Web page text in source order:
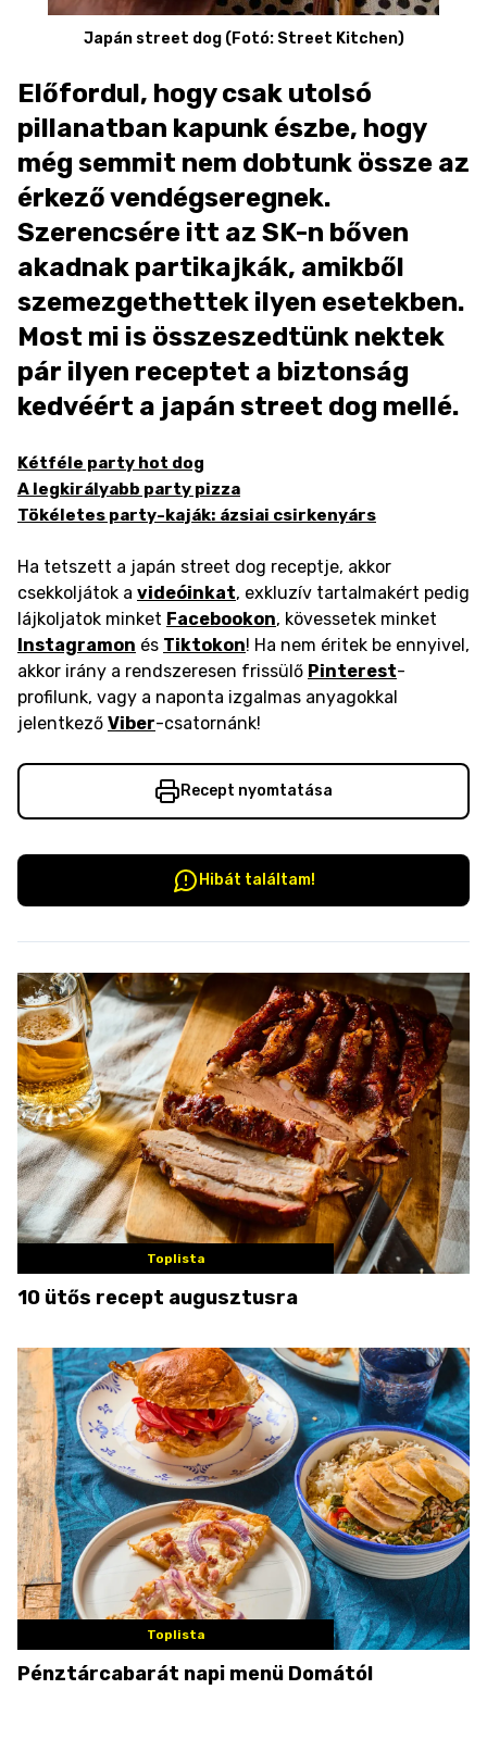
Japán street dog (Fotó: Street Kitchen)
Előfordul, hogy csak utolsó
pillanatban kapunk észbe, hogy
még semmit nem dobtunk össze az
érkező vendégseregnek.
Szerencsére itt az SK-n bőven
akadnak partikajkák, amikből
szemezgethettek ilyen esetekben.
Most mi is összeszedtünk nektek
pár ilyen receptet a biztonság
kedvéért a japán street dog mellé.
Kétféle party hot dog
A legkirályabb party pizza
Tökéletes party-kaják: ázsiai csirkenyárs
Ha tetszett a japán street dog receptje, akkor
csekkoljátok a videóinkat, exkluzív tartalmakért pedig
lájkoljatok minket Facebookon, kövessetek minket
Instagramon és Tiktokon! Ha nem éritek be ennyivel,
akkor irány a rendszeresen frissülő Pinterest-
profilunk, vagy a naponta izgalmas anyagokkal
jelentkező Viber-csatornánk!
Recept nyomtatása
Hibát találtam!
Toplista
10 ütős recept augusztusra
Toplista
Pénztárcabarát napi menü Domától